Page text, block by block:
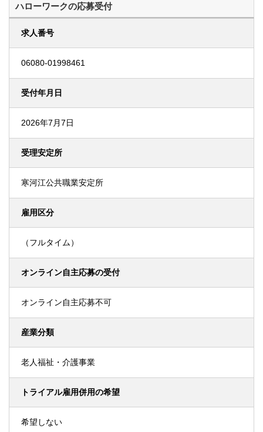
ハローワークの応募受付
求人番号
06080-01998461
受付年月日
2026年7月7日
受理安定所
寒河江公共職業安定所
雇用区分
（フルタイム）
オンライン自主応募の受付
オンライン自主応募不可
産業分類
老人福祉・介護事業
トライアル雇用併用の希望
希望しない